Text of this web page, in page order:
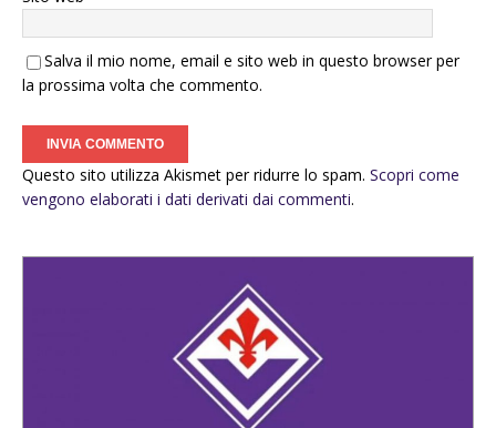
Salva il mio nome, email e sito web in questo browser per
la prossima volta che commento.
Questo sito utilizza Akismet per ridurre lo spam. Scopri come
vengono elaborati i dati derivati dai commenti.